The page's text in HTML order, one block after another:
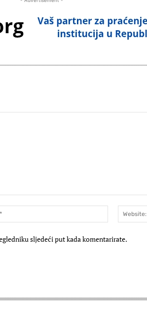
mail:*
sljedeći put kada komentarirate.